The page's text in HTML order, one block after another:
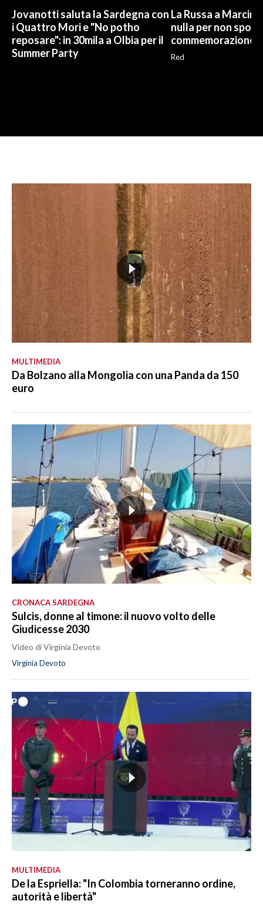
Jovanotti saluta la Sardegna con
i Quattro Mori e "No potho
reposare": in 30mila a Olbia per il
Summer Party
La Russa a
nulla per non
commemorazione
Red
MULTIMEDIA
Da Bolzano alla Mongolia con una Panda da 150
euro
CRONACA SARDEGNA
Sulcis, donne al timone: il nuovo volto delle
Giudicesse 2030
Video di Virginia Devoto
Virginia Devoto
MULTIMEDIA
De la Espriella: "In Colombia torneranno ordine,
autorità e libertà"